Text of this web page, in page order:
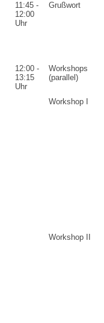
11:45 -
12:00
Uhr
Grußwort
12:00 -
13:15
Uhr
Workshops
(parallel)
Workshop I
Workshop II